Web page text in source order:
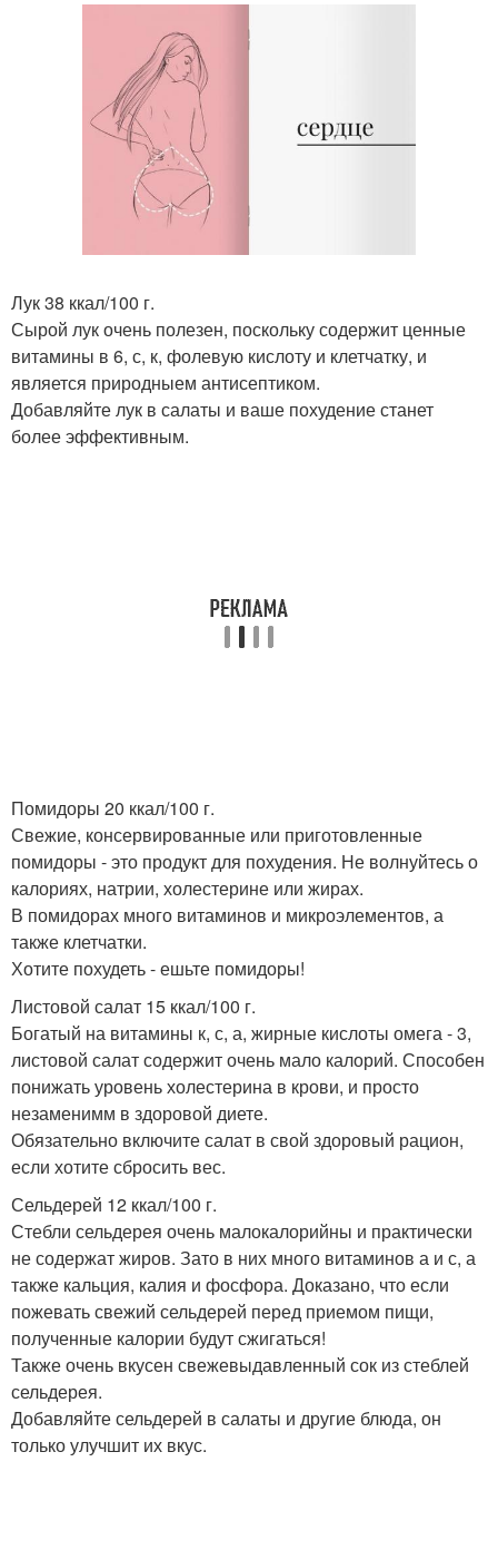
Лук 38 ккал/100 г.
Сырой лук очень полезен, поскольку содержит ценные
витамины в 6, с, к, фолевую кислоту и клетчатку, и
является природныем антисептиком.
Добавляйте лук в салаты и ваше похудение станет
более эффективным.
Помидоры 20 ккал/100 г.
Свежие, консервированные или приготовленные
помидоры - это продукт для похудения. Не волнуйтесь о
калориях, натрии, холестерине или жирах.
В помидорах много витаминов и микроэлементов, а
также клетчатки.
Хотите похудеть - ешьте помидоры!
Листовой салат 15 ккал/100 г.
Богатый на витамины к, с, а, жирные кислоты омега - 3,
листовой салат содержит очень мало калорий. Способен
понижать уровень холестерина в крови, и просто
незаменимм в здоровой диете.
Обязательно включите салат в свой здоровый рацион,
если хотите сбросить вес.
Сельдерей 12 ккал/100 г.
Стебли сельдерея очень малокалорийны и практически
не содержат жиров. Зато в них много витаминов а и с, а
также кальция, калия и фосфора. Доказано, что если
пожевать свежий сельдерей перед приемом пищи,
полученные калории будут сжигаться!
Также очень вкусен свежевыдавленный сок из стеблей
сельдерея.
Добавляйте сельдерей в салаты и другие блюда, он
только улучшит их вкус.